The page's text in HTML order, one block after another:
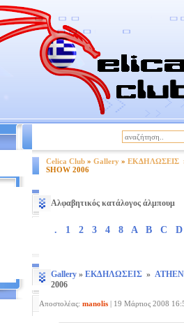
Celica Club » Gallery » ΕΚΔΗΛΩΣΕΙΣ
SHOW 2006
Αλφαβητικός κατάλογος άλμπουμ
. 1 2 3 4 8 A B C D
Gallery » ΕΚΔΗΛΩΣΕΙΣ »
2006
Αποστολέας: manolis | 19 Μάρτιος 2008